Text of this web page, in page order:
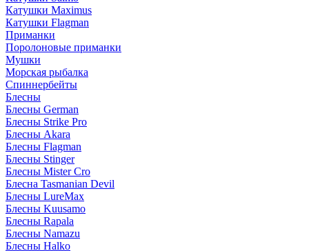
Катушки Maximus
Катушки Flagman
Приманки
Поролоновые приманки
Мушки
Морская рыбалка
Спиннербейты
Блесны
Блесны German
Блесны Strike Pro
Блесны Akara
Блесны Flagman
Блесны Stinger
Блесны Mister Cro
Блесна Tasmanian Devil
Блесны LureMax
Блесны Kuusamo
Блесны Rapala
Блесны Namazu
Блесны Halko